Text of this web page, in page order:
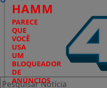
Pesquisar Notícia
HAMM
PARECE
QUE
VOCÊ
USA
UM
BLOQUEADOR
DE
ANÚNCIOS